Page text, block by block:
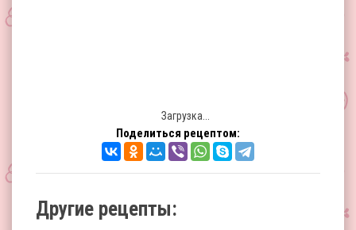
Загрузка...
Поделиться рецептом:
Другие рецепты: